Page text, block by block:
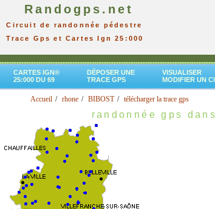
Randogps.net
Circuit de randonnée pédestre
Trace Gps et Cartes Ign 25:000
CARTES IGN®
25:000 DU 69
DÉPOSER UNE
TRACE GPS
VISUALISER
MODIFIER UN
Accueil rhone BIBOST télécharger la trace gps
randonnée gps